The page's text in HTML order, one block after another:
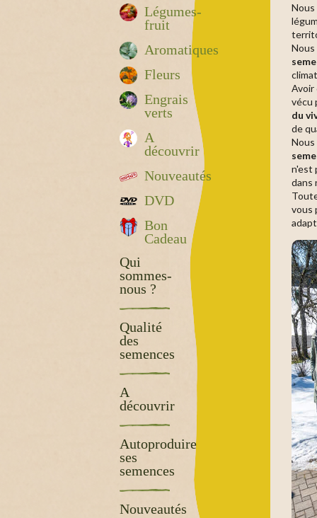
Légumes-
fruit
Aromatiques
Fleurs
Engrais
verts
A
découvrir
Nouveautés
DVD
Bon
Cadeau
Qui
sommes-
nous ?
Qualité
des
semences
A
découvrir
Autoproduire
ses
semences
Nouveautés
Nous
Avoir
vécu
du
de
Nous
n'est
dans
vous